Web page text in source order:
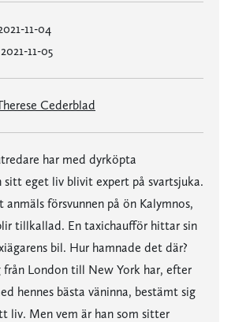
11-04
2021-11-05
Cederblad
har med dyrköpta
sitt eget liv blivit expert på svartsjuka.
försvunnen på ön Kalymnos,
tillkallad. En taxichaufför hittar sin
bil. Hur hamnade det där?
från London till New York har, efter
hennes bästa väninna, bestämt sig
liv. Men vem är han som sitter